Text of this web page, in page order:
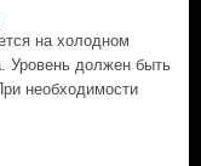
на холодном
Уровень должен быть
необходимости